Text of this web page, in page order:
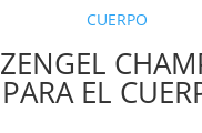
ZENGEL
PARA EL